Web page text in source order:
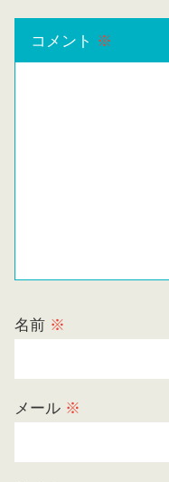
コメント ※
名前 ※
メール ※